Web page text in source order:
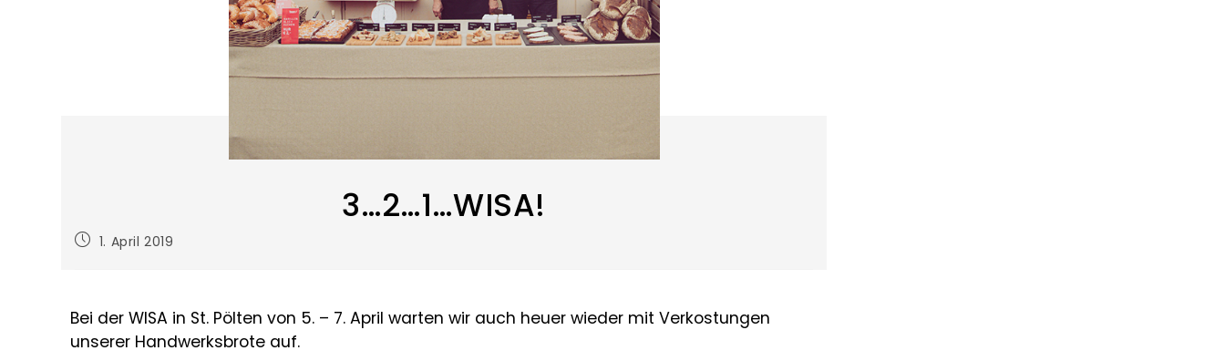
3…2…1…WISA!
1. April 2019
Bei der WISA in St. Pölten von 5. – 7. April warten wir auch heuer wieder mit Verkostungen
unserer Handwerksbrote auf.